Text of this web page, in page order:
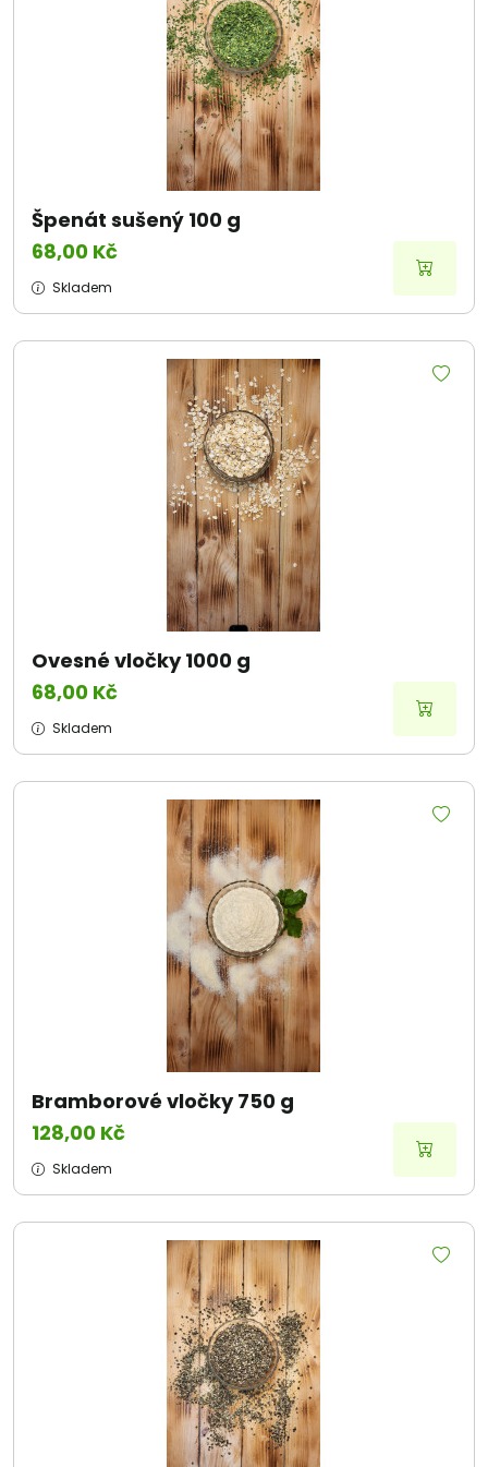
Špenát sušený 100 g
68,00 Kč
Skladem
Ovesné vločky 1000 g
68,00 Kč
Skladem
Bramborové vločky 750 g
128,00 Kč
Skladem